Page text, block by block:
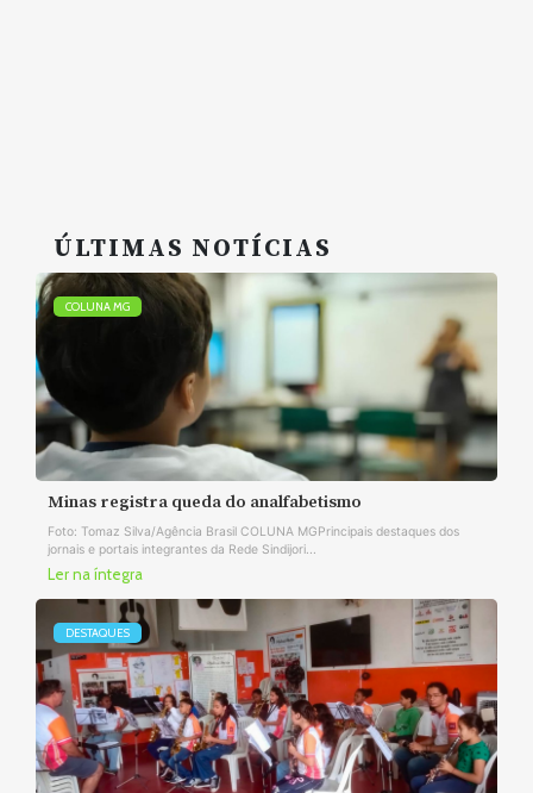
ÚLTIMAS NOTÍCIAS
COLUNA MG
Minas registra queda do analfabetismo
Foto: Tomaz Silva/Agência Brasil COLUNA MGPrincipais destaques dos
jornais e portais integrantes da Rede Sindijori...
Ler na íntegra
DESTAQUES